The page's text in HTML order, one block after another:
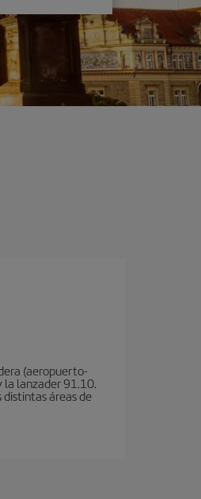
(aeropuerto-
la lanzader 91.10.
áreas de